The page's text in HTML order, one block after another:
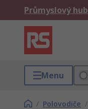
Průmyslový hub
Menu
/ Polovodiče /